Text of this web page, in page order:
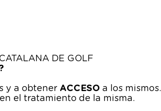
DE GOLF
y a obtener ACCESO a los mismos.
en el tratamiento de la misma.